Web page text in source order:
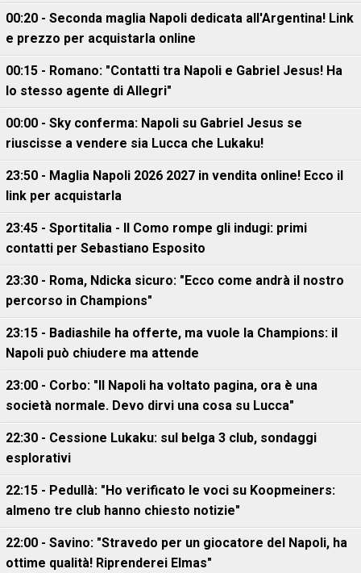
00:20 - Seconda maglia Napoli dedicata all'Argentina! Link
e prezzo per acquistarla online
00:15 - Romano: "Contatti tra Napoli e Gabriel Jesus! Ha
lo stesso agente di Allegri"
00:00 - Sky conferma: Napoli su Gabriel Jesus se
riuscisse a vendere sia Lucca che Lukaku!
23:50 - Maglia Napoli 2026 2027 in vendita online! Ecco il
link per acquistarla
23:45 - Sportitalia - Il Como rompe gli indugi: primi
contatti per Sebastiano Esposito
23:30 - Roma, Ndicka sicuro: "Ecco come andrà il nostro
percorso in Champions"
23:15 - Badiashile ha offerte, ma vuole la Champions: il
Napoli può chiudere ma attende
23:00 - Corbo: "Il Napoli ha voltato pagina, ora è una
società normale. Devo dirvi una cosa su Lucca"
22:30 - Cessione Lukaku: sul belga 3 club, sondaggi
esplorativi
22:15 - Pedullà: "Ho verificato le voci su Koopmeiners:
almeno tre club hanno chiesto notizie"
22:00 - Savino: "Stravedo per un giocatore del Napoli, ha
ottime qualità! Riprenderei Elmas"